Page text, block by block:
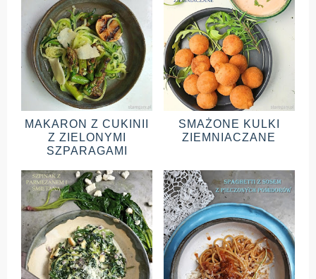
MAKARON Z CUKINII
Z ZIELONYMI
SZPARAGAMI
SMAŻONE KULKI
ZIEMNIACZANE